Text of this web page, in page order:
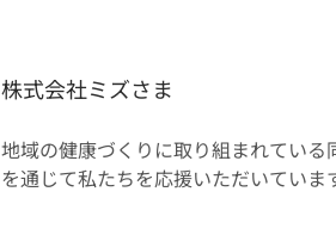
株式会社ミズさま
地域の健康づくりに取り組まれてい
を通じて私たちを応援いただいてい